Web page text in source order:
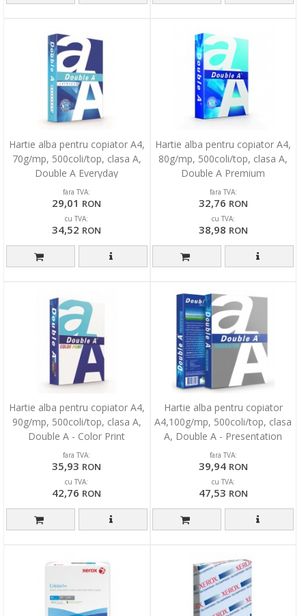
Hartie alba pentru copiator A4,
70g/mp, 500coli/top, clasa A,
Double A Everyday
fara TVA:
29,01 RON
cu TVA:
34,52 RON
Hartie alba pentru copiator A4,
80g/mp, 500coli/top, clasa A,
Double A Premium
fara TVA:
32,76 RON
cu TVA:
38,98 RON
Hartie alba pentru copiator A4,
90g/mp, 500coli/top, clasa A,
Double A - Color Print
fara TVA:
35,93 RON
cu TVA:
42,76 RON
Hartie alba pentru copiator
A4,100g/mp, 500coli/top, clasa
A, Double A - Presentation
fara TVA:
39,94 RON
cu TVA:
47,53 RON